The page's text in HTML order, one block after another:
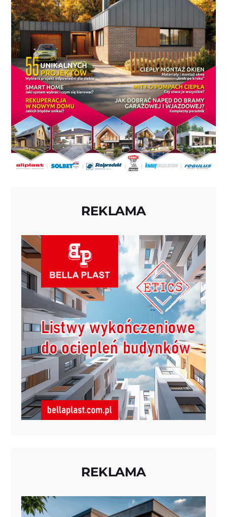
REKLAMA
REKLAMA